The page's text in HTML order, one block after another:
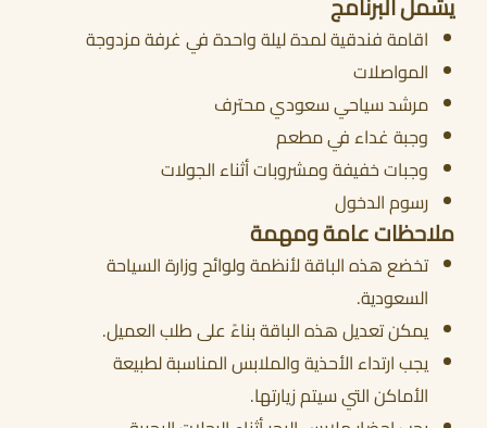
اقامة فندقية لمدة ليلة واحدة في غرفة مزدوجة
المواصلات
مرشد سياحي سعودي محترف
وجبة غداء في مطعم
وجبات خفيفة ومشروبات أثناء الجولات
رسوم الدخول
ملاحظات عامة ومهمة
تخضع هذه الباقة لأنظمة ولوائح وزارة السياحة
السعودية.
يمكن تعديل هذه الباقة بناءً على طلب العميل.
يجب ارتداء الأحذية والملابس المناسبة لطبيعة
الأماكن التي سيتم زيارتها.